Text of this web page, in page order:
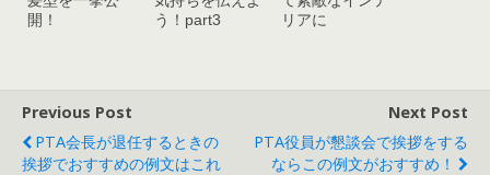
開！
う！part3
リアに
Previous Post
PTA会長が退任するときの
挨拶でおすすめの例文はこれ
Next Post
PTA役員が懇談会で挨拶をする
ならこの例文がおすすめ！